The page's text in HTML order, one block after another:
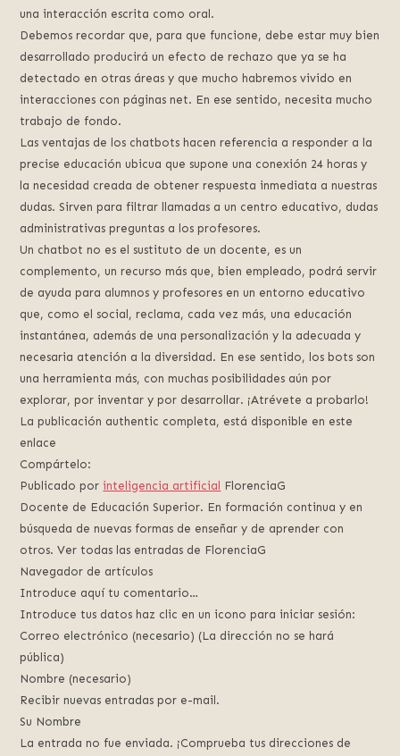
una interacción escrita como oral.
Debemos recordar que, para que funcione, debe estar muy bien
desarrollado producirá un efecto de rechazo que ya se ha
detectado en otras áreas y que mucho habremos vivido en
interacciones con páginas net. En ese sentido, necesita mucho
trabajo de fondo.
Las ventajas de los chatbots hacen referencia a responder a la
precise educación ubicua que supone una conexión 24 horas y
la necesidad creada de obtener respuesta inmediata a nuestras
dudas. Sirven para filtrar llamadas a un centro educativo, dudas
administrativas preguntas a los profesores.
Un chatbot no es el sustituto de un docente, es un
complemento, un recurso más que, bien empleado, podrá servir
de ayuda para alumnos y profesores en un entorno educativo
que, como el social, reclama, cada vez más, una educación
instantánea, además de una personalización y la adecuada y
necesaria atención a la diversidad. En ese sentido, los bots son
una herramienta más, con muchas posibilidades aún por
explorar, por inventar y por desarrollar. ¡Atrévete a probarlo!
La publicación authentic completa, está disponible en este
enlace
Compártelo:
Publicado porinteligencia artificial FlorenciaG
Docente de Educación Superior. En formación continua y en
búsqueda de nuevas formas de enseñar y de aprender con
otros. Ver todas las entradas de FlorenciaG
Navegador de artículos
Introduce aquí tu comentario…
Introduce tus datos haz clic en un icono para iniciar sesión:
Correo electrónico (necesario) (La dirección no se hará
pública)
Nombre (necesario)
Recibir nuevas entradas por e-mail.
Su Nombre
La entrada no fue enviada. ¡Comprueba tus direcciones de